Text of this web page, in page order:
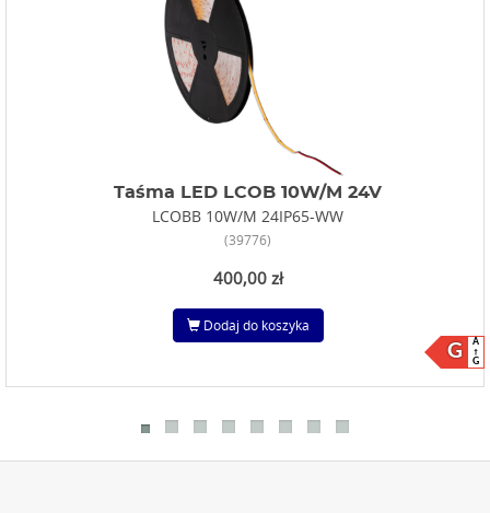
G
A
G
Taśma LED LCOB 10W/M 24V
LCOBB 10W/M 24IP65-WW
(39776)
400,00 zł
Dodaj do koszyka